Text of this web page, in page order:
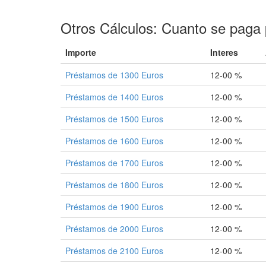
Otros Cálculos: Cuanto se
Importe Interes
Préstamos de 1300 Euros
12-00 %
Préstamos de 1400 Euros
12-00 %
Préstamos de 1500 Euros
12-00 %
Préstamos de 1600 Euros
12-00 %
Préstamos de 1700 Euros
12-00 %
Préstamos de 1800 Euros
12-00 %
Préstamos de 1900 Euros
12-00 %
Préstamos de 2000 Euros
12-00 %
Préstamos de 2100 Euros
12-00 %